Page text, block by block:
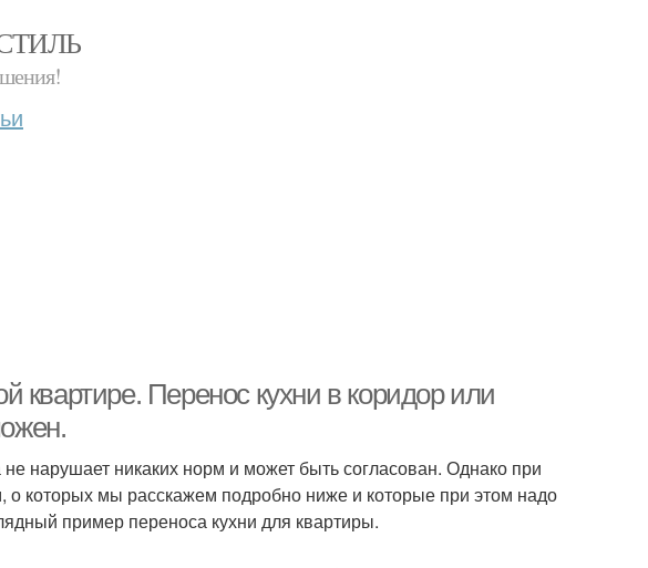
квартире. Перенос кухни в коридор или
нарушает никаких норм и может быть согласован. Однако при
о которых мы расскажем подробно ниже и которые при этом надо
пример переноса кухни для квартиры.